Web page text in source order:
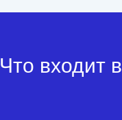
Что входит в